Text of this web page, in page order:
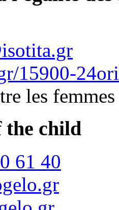
15900-
les femmes
the child
61 40